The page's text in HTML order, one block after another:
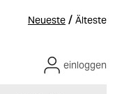
Neueste / Älteste
einloggen